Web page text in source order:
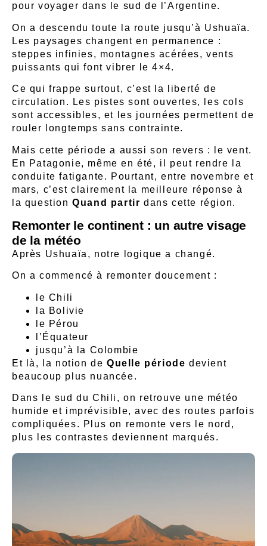
pour voyager dans le sud de l’Argentine.
On a descendu toute la route jusqu’à Ushuaïa.
Les paysages changent en permanence :
steppes infinies, montagnes acérées, vents
puissants qui font vibrer le 4×4.
Ce qui frappe surtout, c’est la liberté de
circulation. Les pistes sont ouvertes, les cols
sont accessibles, et les journées permettent de
rouler longtemps sans contrainte.
Mais cette période a aussi son revers : le vent.
En Patagonie, même en été, il peut rendre la
conduite fatigante. Pourtant, entre novembre et
mars, c’est clairement la meilleure réponse à
la questionQuand partir dans cette région.
Remonter le continent : un autre visage
de la météo
Après Ushuaïa, notre logique a changé.
On a commencé à remonter doucement :
le Chili
la Bolivie
le Pérou
l’Équateur
jusqu’à la Colombie
Et là, la notion de Quelle période devient
beaucoup plus nuancée.
Dans le sud du Chili, on retrouve une météo
humide et imprévisible, avec des routes parfois
compliquées. Plus on remonte vers le nord,
plus les contrastes deviennent marqués.